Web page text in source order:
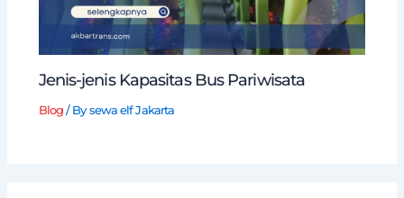
Jenis-jenis Kapasitas Bus Pariwisata
Blog/ By sewa elf Jakarta